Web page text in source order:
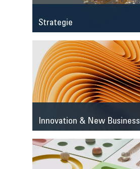
Strategie
Innovation & New Business